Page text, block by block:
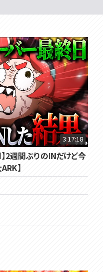
3:17:18
2週間ぶりのINだけど今
】